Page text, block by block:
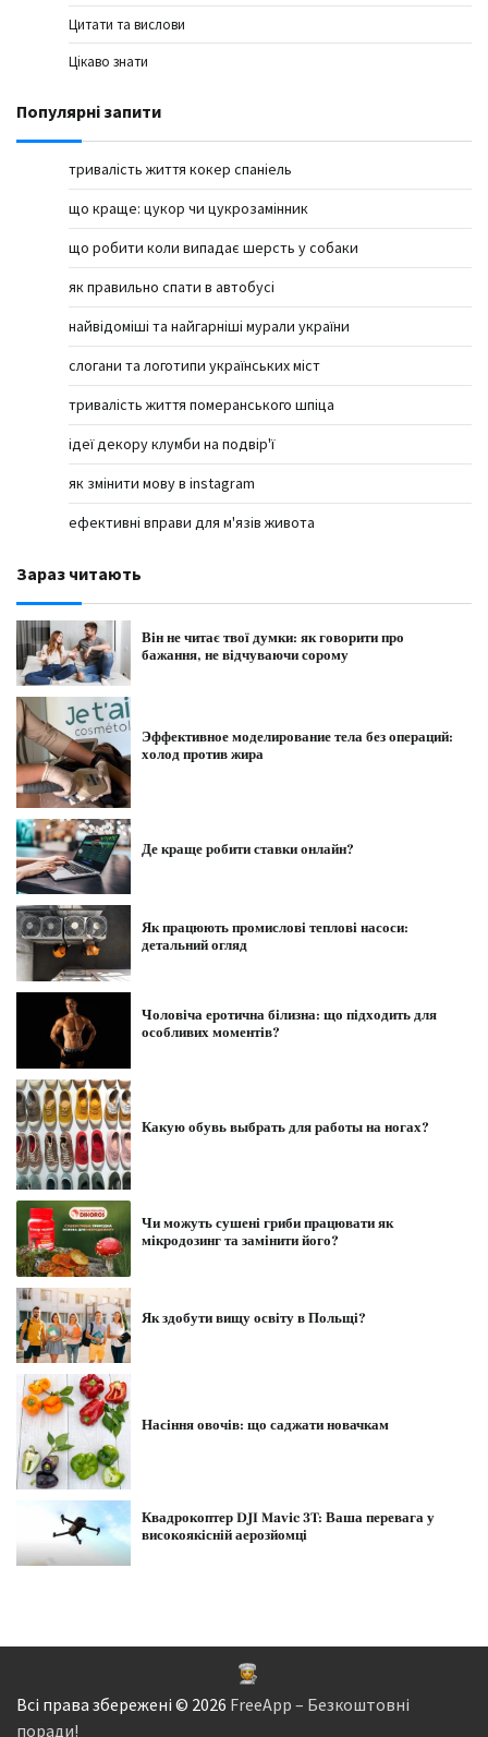
Цитати та вислови
Цікаво знати
Популярні запити
тривалість життя кокер спаніель
що краще: цукор чи цукрозамінник
що робити коли випадає шерсть у собаки
як правильно спати в автобусі
найвідоміші та найгарніші мурали україни
слогани та логотипи українських міст
тривалість життя померанського шпіца
ідеї декору клумби на подвір'ї
як змінити мову в instagram
ефективні вправи для м'язів живота
Зараз читають
Він не читає твої думки: як говорити про
бажання, не відчуваючи сорому
Эффективное моделирование тела без операций:
холод против жира
Де краще робити ставки онлайн?
Як працюють промислові теплові насоси:
детальний огляд
Чоловіча еротична білизна: що підходить для
особливих моментів?
Какую обувь выбрать для работы на ногах?
Чи можуть сушені гриби працювати як
мікродозинг та замінити його?
Як здобути вищу освіту в Польщі?
Насіння овочів: що саджати новачкам
Квадрокоптер DJI Mavic 3T: Ваша перевага у
високоякісній аерозйомці
Всі права збережені © 2026 FreeApp – Безкоштовні
поради!